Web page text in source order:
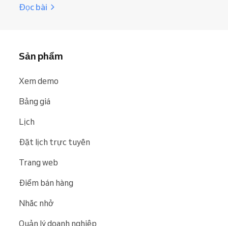
Đọc bài
Sản phẩm
Xem demo
Bảng giá
Lịch
Đặt lịch trực tuyến
Trang web
Điểm bán hàng
Nhắc nhở
Quản lý doanh nghiệp